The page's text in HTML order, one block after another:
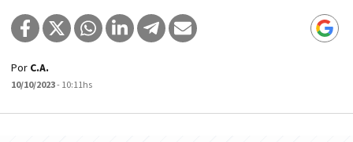
Por C.A.
10/10/2023- 10:11hs